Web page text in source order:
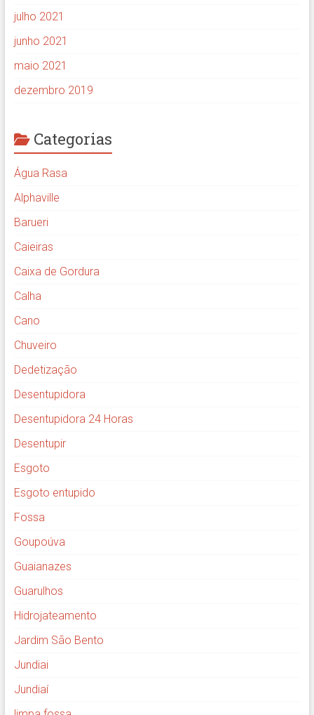
julho 2021
junho 2021
maio 2021
dezembro 2019
Categorias
Água Rasa
Alphaville
Barueri
Caieiras
Caixa de Gordura
Calha
Cano
Chuveiro
Dedetização
Desentupidora
Desentupidora 24 Horas
Desentupir
Esgoto
Esgoto entupido
Fossa
Goupoúva
Guaianazes
Guarulhos
Hidrojateamento
Jardim São Bento
Jundiai
Jundiaí